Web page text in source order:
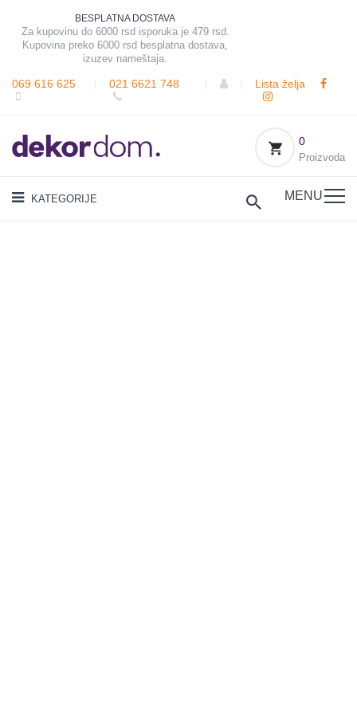
BESPLATNA DOSTAVA
Za kupovinu do 6000 rsd isporuka je 479 rsd.
Kupovina preko 6000 rsd besplatna dostava,
izuzev nameštaja.
069 616 625 021 6621 748 Lista želja
0
Proizvoda
KATEGORIJE MENU